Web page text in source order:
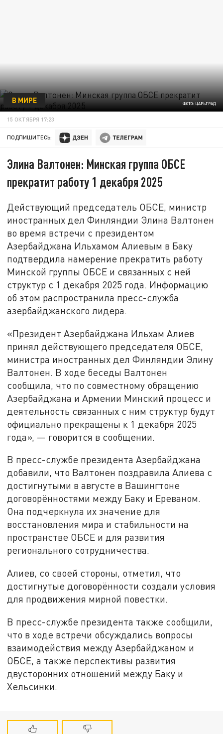
ФОТО: ЦАРЬГРАД
В МИРЕ
15 ОКТЯБРЯ 17:23
ПОДПИШИТЕСЬ:
Элина Валтонен: Минская группа ОБСЕ
прекратит работу 1 декабря 2025
Действующий председатель ОБСЕ, министр
иностранных дел Финляндии Элина Валтонен
во время встречи с президентом
Азербайджана Ильхамом Алиевым в Баку
подтвердила намерение прекратить работу
Минской группы ОБСЕ и связанных с ней
структур с 1 декабря 2025 года. Информацию
об этом распространила пресс-служба
азербайджанского лидера.
«Президент Азербайджана Ильхам Алиев
принял действующего председателя ОБСЕ,
министра иностранных дел Финляндии Элину
Валтонен. В ходе беседы Валтонен
сообщила, что по совместному обращению
Азербайджана и Армении Минский процесс и
деятельность связанных с ним структур будут
официально прекращены к 1 декабря 2025
года», — говорится в сообщении.
В пресс-службе президента Азербайджана
добавили, что Валтонен поздравила Алиева с
достигнутыми в августе в Вашингтоне
договорённостями между Баку и Ереваном.
Она подчеркнула их значение для
восстановления мира и стабильности на
пространстве ОБСЕ и для развития
регионального сотрудничества.
Алиев, со своей стороны, отметил, что
достигнутые договорённости создали условия
для продвижения мирной повестки.
В пресс-службе президента также сообщили,
что в ходе встречи обсуждались вопросы
взаимодействия между Азербайджаном и
ОБСЕ, а также перспективы развития
двусторонних отношений между Баку и
Хельсинки.